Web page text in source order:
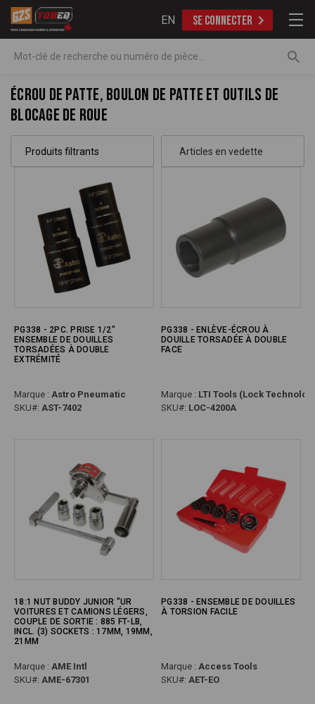
EN SE CONNECTER
Écrou de patte, boulon de patte et outils de
blocage de roue
Produits filtrants
PG338 - 2PC. PRISE 1/2"
ENSEMBLE DE DOUILLES
TORSADÉES À DOUBLE
EXTRÉMITÉ
Marque : Astro Pneumatic
SKU#: AST-7402
PG338 - ENLÈVE-ÉCROU À
DOUILLE TORSADÉE À DOUBLE
FACE
Marque : LTI Tools (Lock
SKU#: LOC-4200A
18:1 NUT BUDDY JUNIOR "UR
VOITURES ET CAMIONS LÉGERS,
COUPLE DE SORTIE : 885 FT-LB,
INCL. (3) SOCKETS : 17MM, 19MM,
21MM
Marque : AME Intl
SKU#: AME-67301
PG338 - ENSEMBLE DE DOUILLES
À TORSION FACILE
Marque : Access Tools
SKU#: AET-EO